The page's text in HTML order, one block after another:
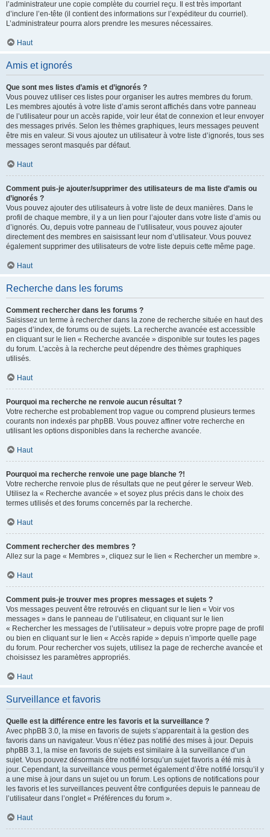
l’administrateur une copie complète du courriel reçu. Il est très important
d’inclure l’en-tête (il contient des informations sur l’expéditeur du courriel).
L’administrateur pourra alors prendre les mesures nécessaires.
Haut
Amis et ignorés
Que sont mes listes d’amis et d’ignorés ?
Vous pouvez utiliser ces listes pour organiser les autres membres du forum.
Les membres ajoutés à votre liste d’amis seront affichés dans votre panneau
de l’utilisateur pour un accès rapide, voir leur état de connexion et leur envoyer
des messages privés. Selon les thèmes graphiques, leurs messages peuvent
être mis en valeur. Si vous ajoutez un utilisateur à votre liste d’ignorés, tous ses
messages seront masqués par défaut.
Haut
Comment puis-je ajouter/supprimer des utilisateurs de ma liste d’amis ou
d’ignorés ?
Vous pouvez ajouter des utilisateurs à votre liste de deux manières. Dans le
profil de chaque membre, il y a un lien pour l’ajouter dans votre liste d’amis ou
d’ignorés. Ou, depuis votre panneau de l’utilisateur, vous pouvez ajouter
directement des membres en saisissant leur nom d’utilisateur. Vous pouvez
également supprimer des utilisateurs de votre liste depuis cette même page.
Haut
Recherche dans les forums
Comment rechercher dans les forums ?
Saisissez un terme à rechercher dans la zone de recherche située en haut des
pages d’index, de forums ou de sujets. La recherche avancée est accessible
en cliquant sur le lien « Recherche avancée » disponible sur toutes les pages
du forum. L’accès à la recherche peut dépendre des thèmes graphiques
utilisés.
Haut
Pourquoi ma recherche ne renvoie aucun résultat ?
Votre recherche est probablement trop vague ou comprend plusieurs termes
courants non indexés par phpBB. Vous pouvez affiner votre recherche en
utilisant les options disponibles dans la recherche avancée.
Haut
Pourquoi ma recherche renvoie une page blanche ?!
Votre recherche renvoie plus de résultats que ne peut gérer le serveur Web.
Utilisez la « Recherche avancée » et soyez plus précis dans le choix des
termes utilisés et des forums concernés par la recherche.
Haut
Comment rechercher des membres ?
Allez sur la page « Membres », cliquez sur le lien « Rechercher un membre ».
Haut
Comment puis-je trouver mes propres messages et sujets ?
Vos messages peuvent être retrouvés en cliquant sur le lien « Voir vos
messages » dans le panneau de l’utilisateur, en cliquant sur le lien
« Rechercher les messages de l’utilisateur » depuis votre propre page de profil
ou bien en cliquant sur le lien « Accès rapide » depuis n’importe quelle page
du forum. Pour rechercher vos sujets, utilisez la page de recherche avancée et
choisissez les paramètres appropriés.
Haut
Surveillance et favoris
Quelle est la différence entre les favoris et la surveillance ?
Avec phpBB 3.0, la mise en favoris de sujets s’apparentait à la gestion des
favoris dans un navigateur. Vous n’étiez pas notifié des mises à jour. Depuis
phpBB 3.1, la mise en favoris de sujets est similaire à la surveillance d’un
sujet. Vous pouvez désormais être notifié lorsqu’un sujet favoris a été mis à
jour. Cependant, la surveillance vous permet également d’être notifié lorsqu’il y
a une mise à jour dans un sujet ou un forum. Les options de notifications pour
les favoris et les surveillances peuvent être configurées depuis le panneau de
l’utilisateur dans l’onglet « Préférences du forum ».
Haut